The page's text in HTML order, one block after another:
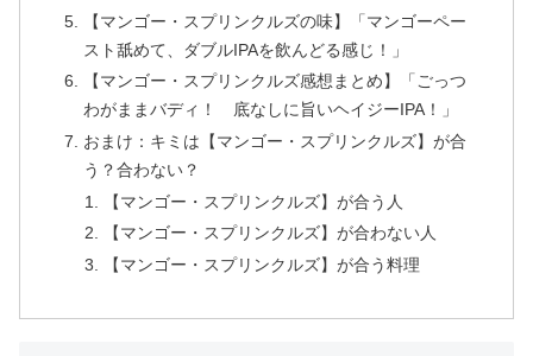
【マンゴー・スプリンクルズの味】「マンゴーペー
スト舐めて、ダブルIPAを飲んどる感じ！」
【マンゴー・スプリンクルズ感想まとめ】「ごっつ
わがままバディ！ 底なしに旨いヘイジーIPA！」
おまけ：キミは【マンゴー・スプリンクルズ】が合
う？合わない？
【マンゴー・スプリンクルズ】が合う人
【マンゴー・スプリンクルズ】が合わない人
【マンゴー・スプリンクルズ】が合う料理